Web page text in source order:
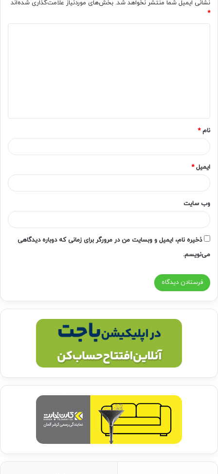
نشانی ایمیل شما منتشر نخواهد شد. بخش‌های موردنیاز علامت‌گذاری شده‌اند
*
*
نام*
ایمیل*
وب‌ سایت
ذخیره نام، ایمیل و وبسایت من در مرورگر برای زمانی که دوباره دیدگاهی
می‌نویسم.